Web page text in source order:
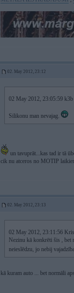
02. May 2012, 23:12
02 May 2012, 23:05:59 k3b
Silikonu man nevajag.
un tavuprāt...kas tad ir tā
cik nu atceros no MOTIP
02. May 2012, 23:13
02 May 2012, 23:11:56
Nezinu kā konkrēti šis ,
neieslēdzu, jo nebij
kā kuram auto ... bet normāli